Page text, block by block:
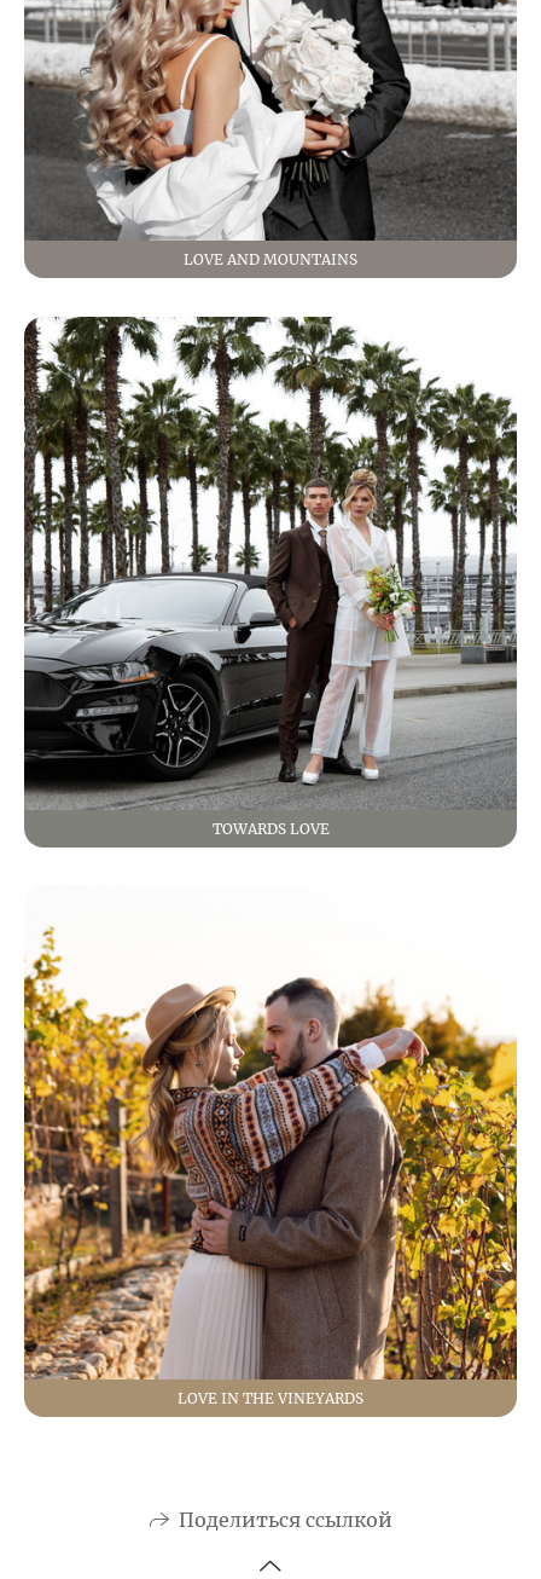
LOVE AND MOUNTAINS
TOWARDS LOVE
LOVE IN THE VINEYARDS
Поделиться ссылкой